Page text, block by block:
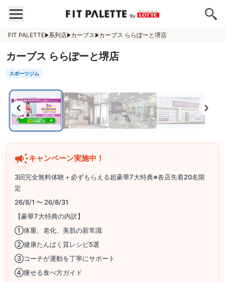
FIT PALETTE 系列店 カーブス カーブス ららぽーと堺店
カーブス ららぽーと堺店
スポーツジム
キャンペーン実施中！
3回完全無料体験＋必ずもらえる超豪華7大特典※各店先着20名限
定
26/8/1 〜 26/8/31
【豪華7大特典の内訳】
①体重、老化、美肌の新常識
②健康たんぱく質レシピ5選
③コーチが運動を丁寧にサポート
④痩せる食べ方ガイド